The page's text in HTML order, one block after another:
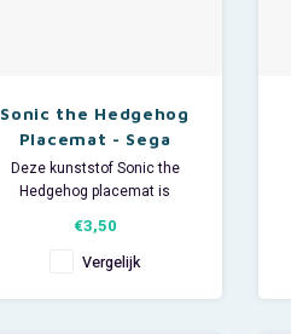
Sonic the Hedgehog
Placemat - Sega
Deze kunststof Sonic the
Hedgehog placemat is
onderlegger te gebruiken bij je
ontbijt, lunch of avondeten.
€3,50
Vergelijk